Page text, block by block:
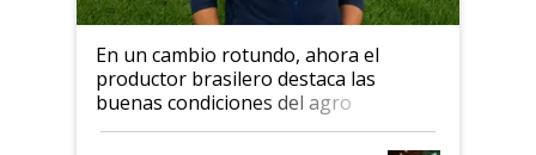
En un cambio rotundo, ahora el
productor brasilero destaca las
buenas condiciones del agro
argentino para invertir: "Los veo